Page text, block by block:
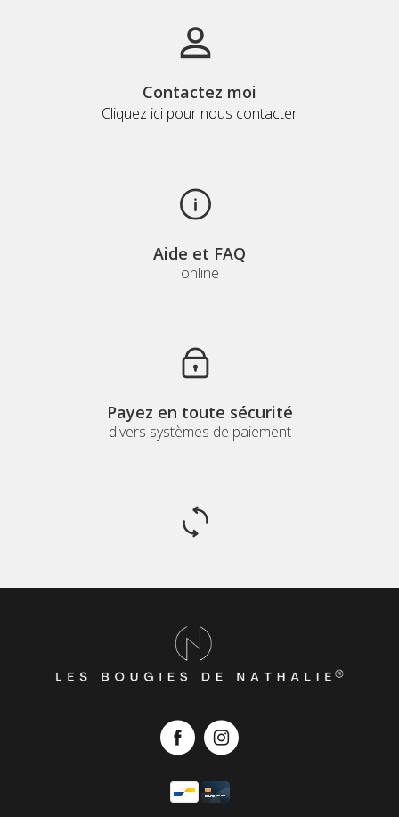
Contactez moi
Cliquez ici pour nous contacter
Aide et FAQ
online
Payez en toute sécurité
divers systèmes de paiement